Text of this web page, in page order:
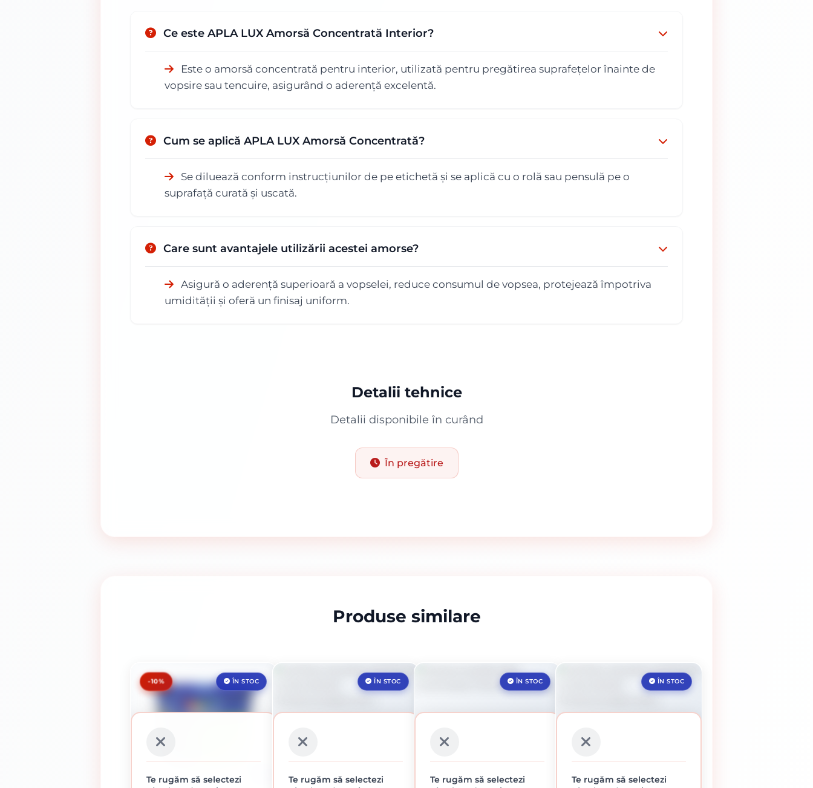
Ce este APLA LUX Amorsă Concentrată Interior?
Este o amorsă concentrată pentru interior, utilizată pentru pregătirea suprafețelor înainte de
vopsire sau tencuire, asigurând o aderență excelentă.
Cum se aplică APLA LUX Amorsă Concentrată?
Se diluează conform instrucțiunilor de pe etichetă și se aplică cu o rolă sau pensulă pe o
suprafață curată și uscată.
Care sunt avantajele utilizării acestei amorse?
Asigură o aderență superioară a vopselei, reduce consumul de vopsea, protejează împotriva
umidității și oferă un finisaj uniform.
Detalii tehnice
Detalii disponibile în curând
În pregătire
Produse similare
ÎN STOC
-10%
Te rugăm să selectezi
ÎN STOC
Te rugăm să selectezi
ÎN STOC
Te rugăm să selectezi
ÎN STOC
Te rugăm să selectezi